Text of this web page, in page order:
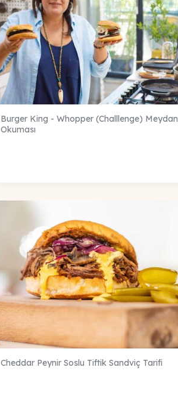
Burger King - Whopper (Challlenge) Meydan
Okuması
Cheddar Peynir Soslu Tiftik Sandviç Tarifi